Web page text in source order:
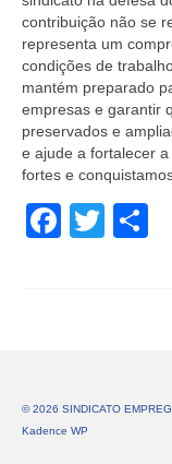
contribuição não se
representa um
condições de
mantém preparado
empresas e garantir
preservados e
e ajude a fortalecer
fortes e
© 2026 SINDICATO
Kadence WP